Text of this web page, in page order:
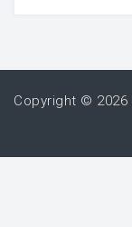
Copyright © 2026